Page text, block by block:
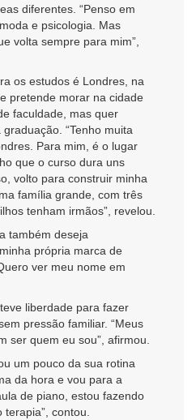
diferentes. “Penso em
e psicologia. Mas
volta sempre para mim”,
os estudos é Londres, na
pretende morar na cidade
faculdade, mas quer
“Tenho muita
Para mim, é o lugar
que o curso dura uns
volto para construir minha
família grande, com três
tenham irmãos”, revelou.
também deseja
própria marca de
ver meu nome em
liberdade para fazer
pressão familiar. “Meus
ser quem eu sou”, afirmou.
um pouco da sua rotina
da hora e vou para a
de piano, estou fazendo
contou.